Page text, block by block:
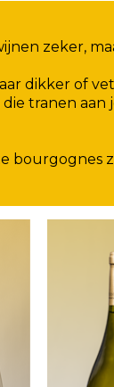
zeker,
dikker of
tranen aan
bourgognes